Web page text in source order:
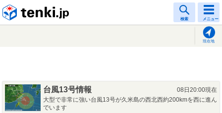
検索 メニュー
現在地
台風13号情報
08日20:00現在
大型で非常に強い台風13号が久米島の西北西約200kmを西に進ん
でいます